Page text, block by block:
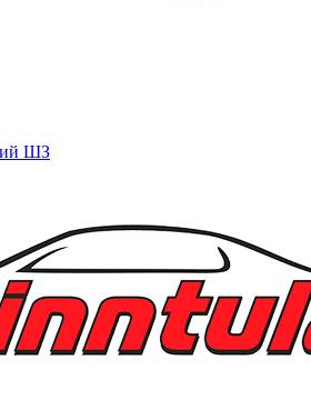
ШЗ